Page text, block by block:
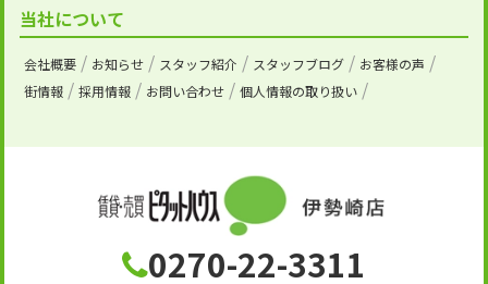
当社について
会社概要 お知らせ スタッフ紹介 スタッフブログ
お客様の声
街情報
採用情報 お問い合わせ 個人情報の取り扱い
0270-22-3311